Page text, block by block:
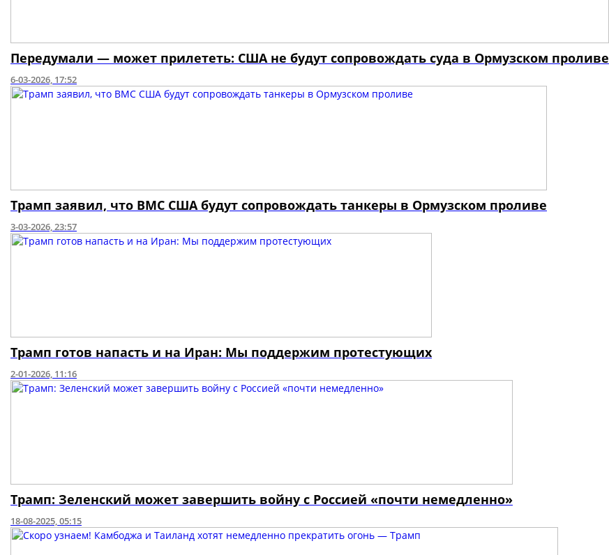
Передумали — может прилететь: США не будут сопровождать суда в Ормузском проливе
6-03-2026, 17:52
Трамп заявил, что ВМС США будут сопровождать танкеры в Ормузском проливе
3-03-2026, 23:57
Трамп готов напасть и на Иран: Мы поддержим протестующих
2-01-2026, 11:16
Трамп: Зеленский может завершить войну с Россией «почти немедленно»
18-08-2025, 05:15